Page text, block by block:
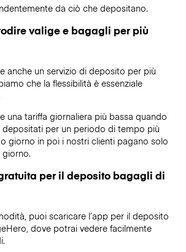
da ciò che depositano.
valige e bagagli per più
anche un servizio di deposito per più
che la flessibilità è essenziale
una tariffa giornaliera più bassa quando
per un periodo di tempo più
giorno in poi i nostri clienti pagano solo
giorno.
per il deposito bagagli di
puoi scaricare l’app per il deposito
dove potrai vedere facilmente